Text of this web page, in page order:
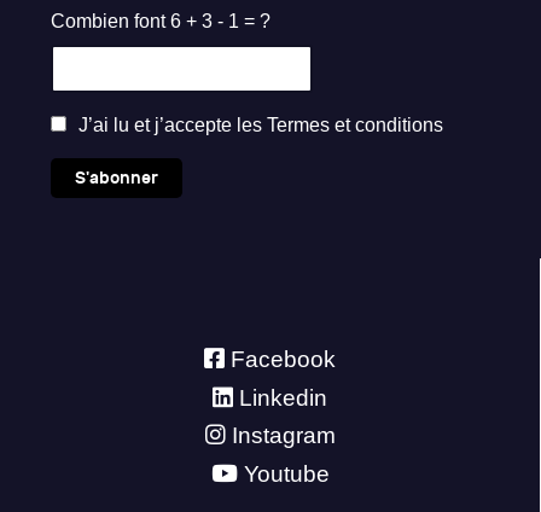
Combien font 6 + 3 - 1 = ?
J’ai lu et j’accepte les Termes et conditions
S'abonner
Facebook
Linkedin
Instagram
Youtube